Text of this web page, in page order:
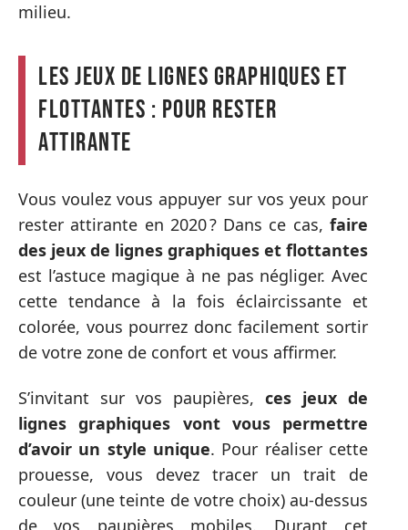
milieu.
Les jeux de lignes graphiques et
flottantes : pour rester
attirante
Vous voulez vous appuyer sur vos yeux pour
rester attirante en 2020 ? Dans ce cas, faire
des jeux de lignes graphiques et flottantes
est l’astuce magique à ne pas négliger. Avec
cette tendance à la fois éclaircissante et
colorée, vous pourrez donc facilement sortir
de votre zone de confort et vous affirmer.
S’invitant sur vos paupières, ces jeux de
lignes graphiques vont vous permettre
d’avoir un style unique. Pour réaliser cette
prouesse, vous devez tracer un trait de
couleur (une teinte de votre choix) au-dessus
de vos paupières mobiles. Durant cet